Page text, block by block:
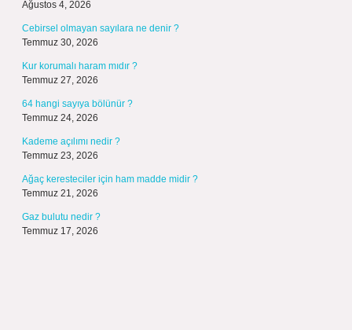
Ağustos 4, 2026
Cebirsel olmayan sayılara ne denir ?
Temmuz 30, 2026
Kur korumalı haram mıdır ?
Temmuz 27, 2026
64 hangi sayıya bölünür ?
Temmuz 24, 2026
Kademe açılımı nedir ?
Temmuz 23, 2026
Ağaç keresteciler için ham madde midir ?
Temmuz 21, 2026
Gaz bulutu nedir ?
Temmuz 17, 2026